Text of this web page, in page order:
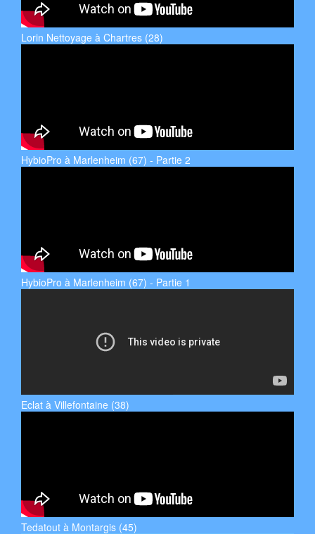
Lorin Nettoyage à Chartres (28)
HybioPro à Marlenheim (67) - Partie 2
HybioPro à Marlenheim (67) - Partie 1
Eclat à Villefontaine (38)
Tedatout à Montargis (45)